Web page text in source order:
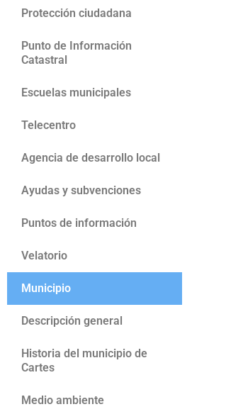
Protección ciudadana
Punto de Información
Catastral
Escuelas municipales
Telecentro
Agencia de desarrollo local
Ayudas y subvenciones
Puntos de información
Velatorio
Municipio
Descripción general
Historia del municipio de
Cartes
Medio ambiente